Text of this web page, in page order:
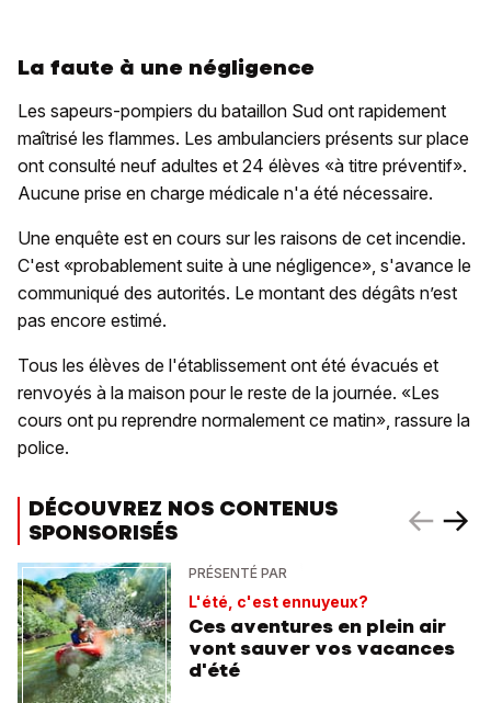
La faute à une négligence
Les sapeurs-pompiers du bataillon Sud ont rapidement
maîtrisé les flammes. Les ambulanciers présents sur place
ont consulté neuf adultes et 24 élèves «à titre préventif».
Aucune prise en charge médicale n'a été nécessaire.
Une enquête est en cours sur les raisons de cet incendie.
C'est «probablement suite à une négligence», s'avance le
communiqué des autorités. Le montant des dégâts n’est
pas encore estimé.
Tous les élèves de l'établissement ont été évacués et
renvoyés à la maison pour le reste de la journée. «Les
cours ont pu reprendre normalement ce matin», rassure la
police.
DÉCOUVREZ NOS CONTENUS
SPONSORISÉS
PRÉSENTÉ PAR
L'été, c'est ennuyeux?
Ces aventures en plein air
vont sauver vos vacances
d'été